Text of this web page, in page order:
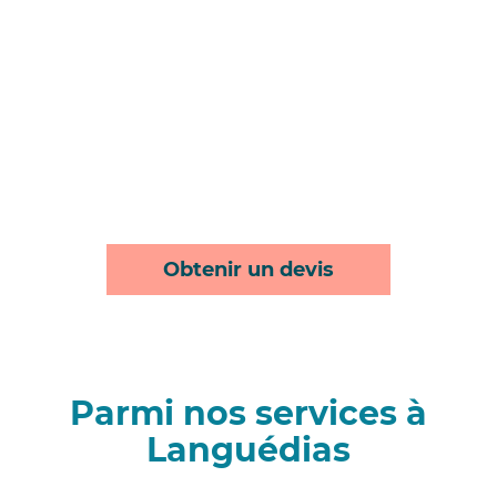
Obtenir un devis
Parmi nos services à
Languédias